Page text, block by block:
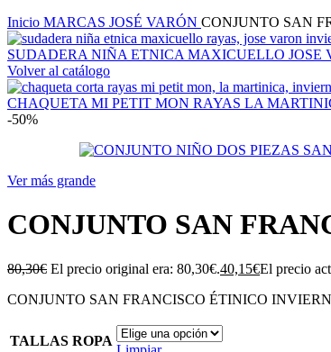
Inicio MARCAS JOSÉ VARÓN CONJUNTO SAN
SUDADERA NIÑA ETNICA MAXICUELLO JOSE
Volver al catálogo
CHAQUETA MI PETIT MON RAYAS LA
-50%
Ver más grande
CONJUNTO SAN
80,30€ El precio original era: 80,30€.40,15€El precio
CONJUNTO SAN FRANCISCO ÉTINICO
TALLAS ROPA